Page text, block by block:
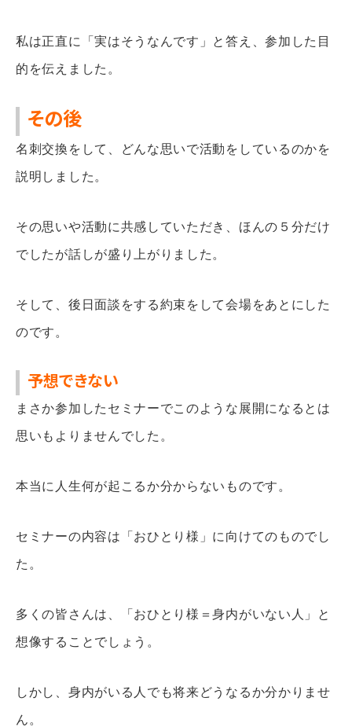
私は正直に「実はそうなんです」と答え、参加した目
的を伝えました。
その後
名刺交換をして、どんな思いで活動をしているのかを
説明しました。
その思いや活動に共感していただき、ほんの５分だけ
でしたが話しが盛り上がりました。
そして、後日面談をする約束をして会場をあとにした
のです。
予想できない
まさか参加したセミナーでこのような展開になるとは
思いもよりませんでした。
本当に人生何が起こるか分からないものです。
セミナーの内容は「おひとり様」に向けてのものでし
た。
多くの皆さんは、「おひとり様＝身内がいない人」と
想像することでしょう。
しかし、身内がいる人でも将来どうなるか分かりませ
ん。